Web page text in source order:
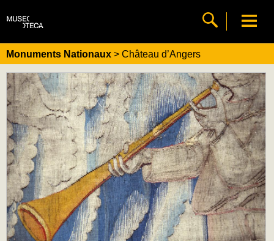
Monuments Nationaux > Château d’Angers